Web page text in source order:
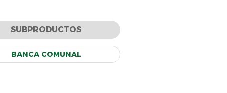
SUBPRODUCTOS
BANCA COMUNAL